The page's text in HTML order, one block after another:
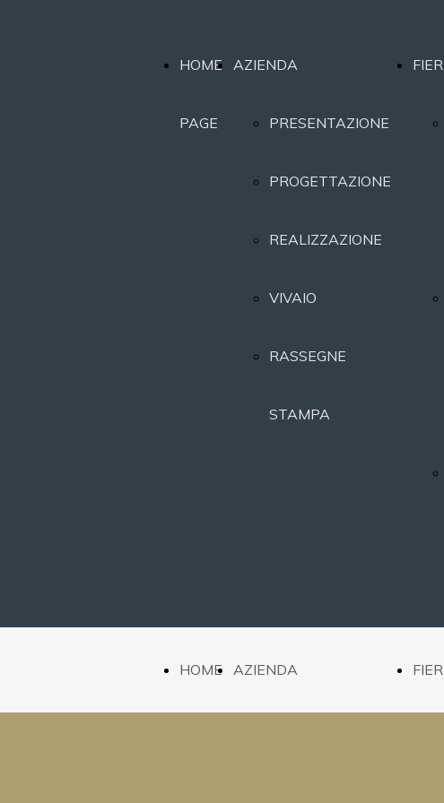
HOME
PAGE
AZIENDA
PRESENTAZIONE
PROGETTAZIONE
REALIZZAZIONE
VIVAIO
RASSEGNE
STAMPA
HOME AZIENDA